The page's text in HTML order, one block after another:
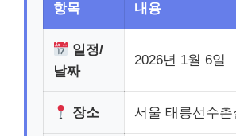
항목 내용
일정/
날짜
2026년 1월 6일
장소 서울 태릉선수